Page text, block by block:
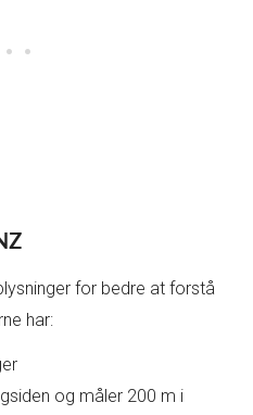
for bedre at forstå
har:
og måler 200 m i